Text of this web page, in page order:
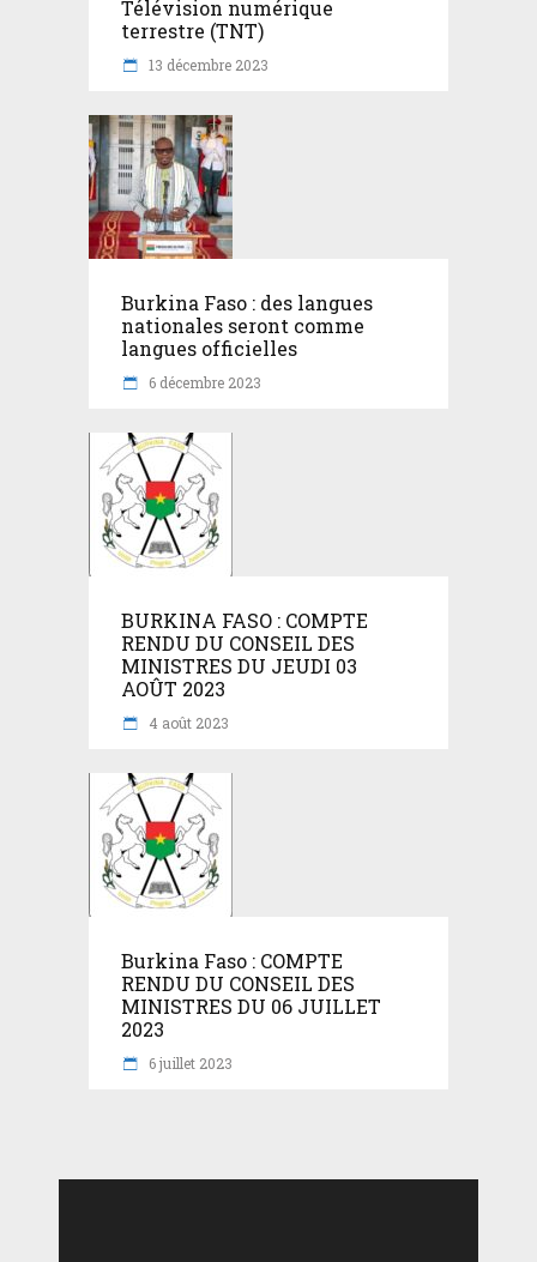
Télévision numérique
terrestre (TNT)
13 décembre 2023
Burkina Faso : des langues
nationales seront comme
langues officielles
6 décembre 2023
BURKINA FASO : COMPTE
RENDU DU CONSEIL DES
MINISTRES DU JEUDI 03
AOÛT 2023
4 août 2023
Burkina Faso : COMPTE
RENDU DU CONSEIL DES
MINISTRES DU 06 JUILLET
2023
6 juillet 2023